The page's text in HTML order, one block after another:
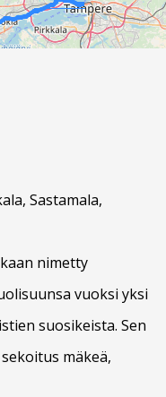
Sastamala,
nimetty
vuoksi yksi
suosikeista. Sen
mäkeä,